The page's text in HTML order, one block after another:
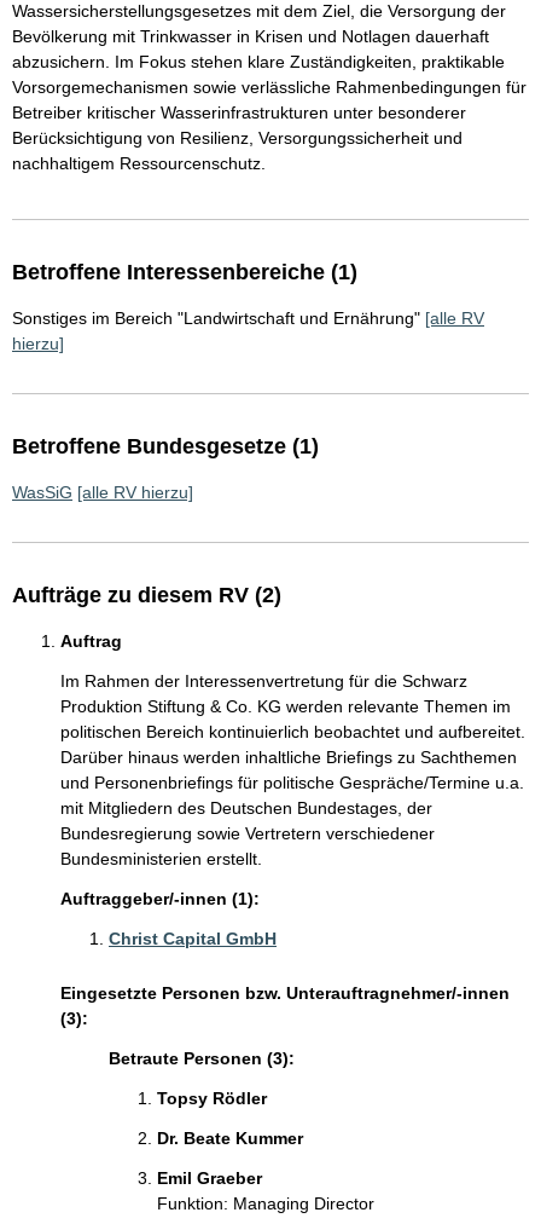
Wassersicherstellungsgesetzes mit dem Ziel, die Versorgung der
Bevölkerung mit Trinkwasser in Krisen und Notlagen dauerhaft
abzusichern. Im Fokus stehen klare Zuständigkeiten, praktikable
Vorsorgemechanismen sowie verlässliche Rahmenbedingungen für
Betreiber kritischer Wasserinfrastrukturen unter besonderer
Berücksichtigung von Resilienz, Versorgungssicherheit und
nachhaltigem Ressourcenschutz.
Betroffene Interessenbereiche (1)
Sonstiges im Bereich "Landwirtschaft und Ernährung" [alle RV
hierzu]
Betroffene Bundesgesetze (1)
WasSiG [alle RV hierzu]
Aufträge zu diesem RV (2)
Auftrag
Im Rahmen der Interessenvertretung für die Schwarz
Produktion Stiftung & Co. KG werden relevante Themen im
politischen Bereich kontinuierlich beobachtet und aufbereitet.
Darüber hinaus werden inhaltliche Briefings zu Sachthemen
und Personenbriefings für politische Gespräche/Termine u.a.
mit Mitgliedern des Deutschen Bundestages, der
Bundesregierung sowie Vertretern verschiedener
Bundesministerien erstellt.
Auftraggeber/-innen (1):
Christ Capital GmbH
Eingesetzte Personen bzw. Unterauftragnehmer/-innen
(3):
Betraute Personen (3):
Topsy Rödler
Dr. Beate Kummer
Emil Graeber
Funktion: Managing Director